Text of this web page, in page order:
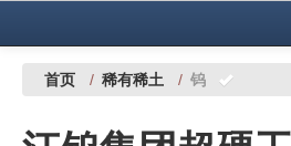
中国有色金属报社主办 广告服务
首页 / 稀有稀土 / 钨